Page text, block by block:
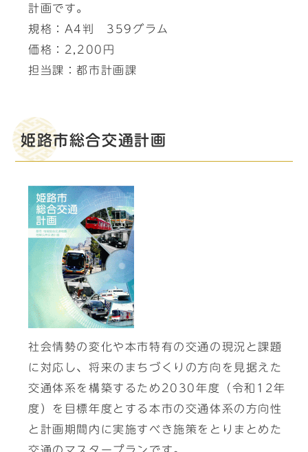
計画です。
規格：A4判 359グラム
価格：2,200円
担当課：都市計画課
姫路市総合交通計画
社会情勢の変化や本市特有の交通の現況と課題
に対応し、将来のまちづくりの方向を見据えた
交通体系を構築するため2030年度（令和12年
度）を目標年度とする本市の交通体系の方向性
と計画期間内に実施すべき施策をとりまとめた